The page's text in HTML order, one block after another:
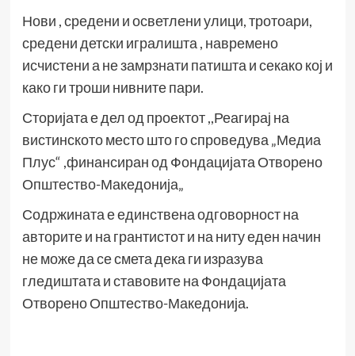
Нови , средени и осветлени улици, тротоари,
средени детски игралишта , навремено
исчистени а не замрзнати патишта и секако кој и
како ги троши нивните пари.
Сторијата е дел од проектот ,,Реагирај на
вистинското место што го спроведува „Медиа
Плус“ ,финансиран од Фондацијата Отворено
Општество-Македонија„
Содржината е единствена одговорност на
авторите и на грантистот и на ниту еден начин
не може да се смета дека ги изразува
гледиштата и ставовите на Фондацијата
Отворено Општество-Македонија.